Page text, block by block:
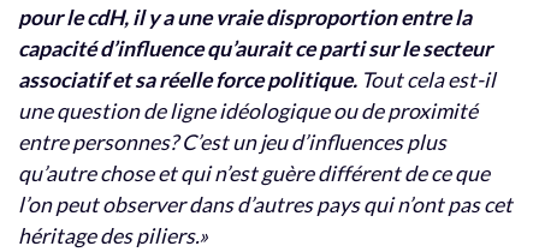
pour le cdH, il y a une vraie disproportion entre la
capacité d’influence qu’aurait ce parti sur le secteur
associatif et sa réelle force politique. Tout cela est-il
une question de ligne idéologique ou de proximité
entre personnes? C’est un jeu d’influences plus
qu’autre chose et qui n’est guère différent de ce que
l’on peut observer dans d’autres pays qui n’ont pas cet
héritage des piliers.»